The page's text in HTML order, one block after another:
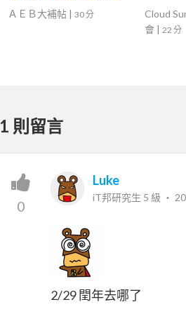
堂】
ＡＥＢ大補帖 | 30 分
Cloud
會 | 22 分
1 則留言
0
Luke
iT邦研究生 5 級 ‧
2/29 閏年去哪了